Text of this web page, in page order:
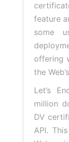
feature
some
offering
the
Let’s
million
DV
API.